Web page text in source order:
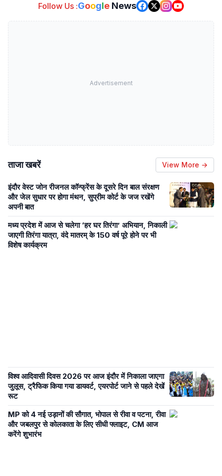
Follow Us :Google News
Advertisement
ताजा खबरें View More →
इंदौर वेस्ट जोन रीजनल कॉन्फ्रेंस के दूसरे दिन बाल संरक्षण
और जेल सुधार पर होगा मंथन, सुप्रीम कोर्ट के जज रखेंगे
अपनी बात
मध्य प्रदेश में आज से चलेगा ‘हर घर तिरंगा’ अभियान, निकाली
जाएगी तिरंगा यात्रा, वंदे मातरम् के 150 वर्ष पूरे होने पर भी
विशेष कार्यक्रम
विश्व आदिवासी दिवस 2026 पर आज इंदौर में निकाला जाएगा
जुलूस, ट्रैफिक किया गया डायवर्ट, एयरपोर्ट जाने से पहले देखें
रूट
MP को 4 नई उड़ानों की सौगात, भोपाल से रीवा व पटना, रीवा
और जबलपुर से कोलकाता के लिए सीधी फ्लाइट, CM आज
करेंगे शुभारंभ